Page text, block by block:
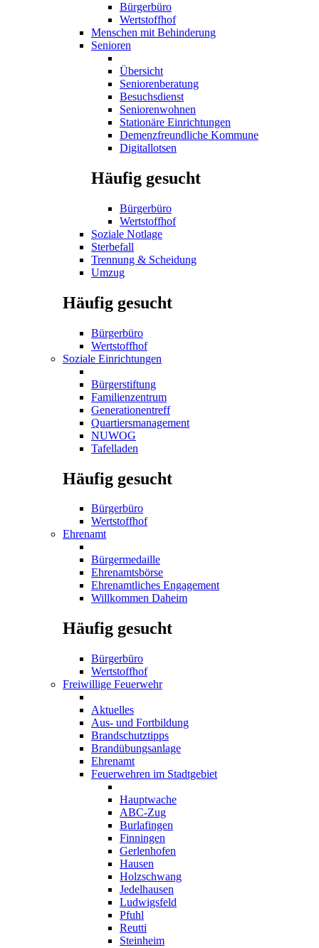
Bürgerbüro
Wertstoffhof
Menschen mit Behinderung
Senioren
Übersicht
Seniorenberatung
Besuchsdienst
Seniorenwohnen
Stationäre Einrichtungen
Demenzfreundliche Kommune
Digitallotsen
Häufig gesucht
Bürgerbüro
Wertstoffhof
Soziale Notlage
Sterbefall
Trennung & Scheidung
Umzug
Häufig gesucht
Bürgerbüro
Wertstoffhof
Soziale Einrichtungen
Bürgerstiftung
Familienzentrum
Generationentreff
Quartiersmanagement
NUWOG
Tafelladen
Häufig gesucht
Bürgerbüro
Wertstoffhof
Ehrenamt
Bürgermedaille
Ehrenamtsbörse
Ehrenamtliches Engagement
Willkommen Daheim
Häufig gesucht
Bürgerbüro
Wertstoffhof
Freiwillige Feuerwehr
Aktuelles
Aus- und Fortbildung
Brandschutztipps
Brandübungsanlage
Ehrenamt
Feuerwehren im Stadtgebiet
Hauptwache
ABC-Zug
Burlafingen
Finningen
Gerlenhofen
Hausen
Holzschwang
Jedelhausen
Ludwigsfeld
Pfuhl
Reutti
Steinheim